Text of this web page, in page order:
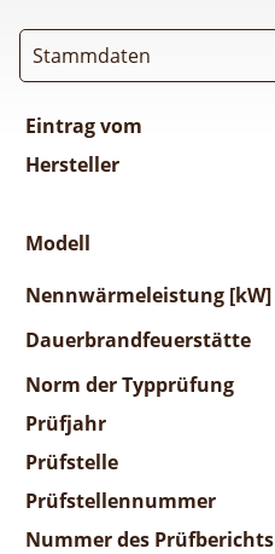
Stammdaten
Eintrag vom
Hersteller
Modell
Nennwärmeleistung [kW]
Dauerbrandfeuerstätte
Norm der Typprüfung
Prüfjahr
Prüfstelle
Prüfstellennummer
Nummer des Prüfberichts